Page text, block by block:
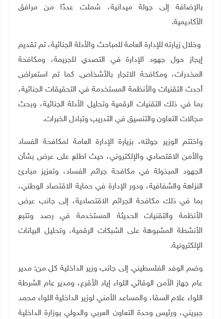
بالإضافة إلى جولة ميدانية، شملت عددًا من مرافق
الأكاديمية.
وخلال زيارته للإدارة العامة للمباحث والأدلة الجنائية، تم تقديم
إيجاز حول جهود الإدارة في التصدي للجريمة، ومكافحة
المخدرات، ومكافحة الاتجار بالأشخاص. كما تم استعراض
أحدث التقنيات والأنظمة المستخدمة في التحقيقات الجنائية،
بما في ذلك التقنيات الرقمية وتحليل الأدلة الجنائية، وبحث
مجالات التعاون والتنسيق في التدريب وتبادل الخبرات.
واختتم الوزير جولته، بزيارة الإدارة العامة لمكافحة الفساد
والأمن الاقتصادي والإلكتروني، حيث اطلع على عرض بشأن
الجهود المبذولة في مكافحة جرائم الفساد، وتعزيز مبادئ
النزاهة والشفافية، ودور الإدارة في حماية الاقتصاد الوطني،
بما في ذلك مكافحة الجرائم الاقتصادية، إلى جانب عرض
الأنظمة والتقنيات الحديثة المستخدمة في رصد وتتبع
الأنشطة المشبوهة على الشبكات الرقمية، وتحليل البيانات
الإلكترونية.
وضم الوفد الفلسطيني إلى جانب وزير الداخلية كل من: مدير
عام جهاز الأمن الوقائي اللواء إياد الأقرع، ومدير عام الشرطة
اللواء علام السقا، والمساعد الأمني لوزير الداخلية اللواء محمد
جبريني، ورئيس وحدة التعاون العربي والدولي بوزارة الداخلية